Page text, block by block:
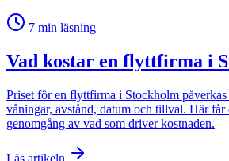
7 min läsning
Vad kostar en flyttfirma i
Priset för en flyttfirma i Stockholm påverkas
våningar, avstånd, datum och tillval. Här
genomgång av vad som driver kostnaden.
Läs artikeln